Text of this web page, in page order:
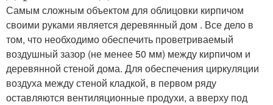
Самым сложным объектом для облицовки кирпичом
своими руками является деревянный дом . Все дело в
том, что необходимо обеспечить проветриваемый
воздушный зазор (не менее 50 мм) между кирпичом и
деревянной стеной дома. Для обеспечения циркуляции
воздуха между стеной кладкой, в первом ряду
оставляются вентиляционные продухи, а вверху под